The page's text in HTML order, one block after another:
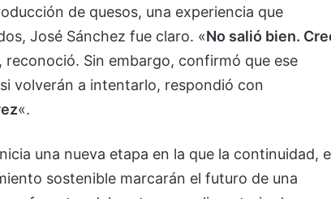
de quesos, una experiencia que
José Sánchez fue claro. «No salió bien.
reconoció. Sin embargo, confirmó que ese
volverán a intentarlo, respondió con
«.
una nueva etapa en la que la continuidad,
sostenible marcarán el futuro de una